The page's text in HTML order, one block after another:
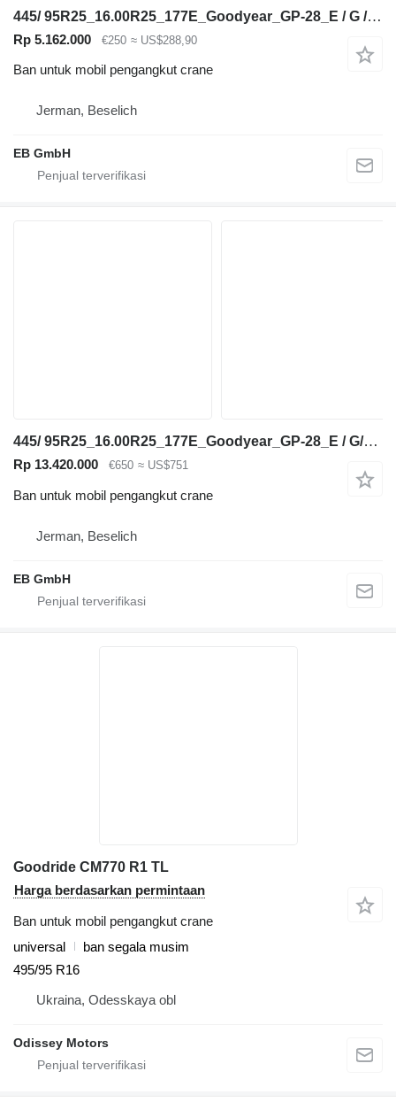
445/ 95R25_16.00R25_177E_Goodyear_GP-28_E / G / L3 TL_Kran
Rp 5.162.000 €250 ≈ US$288,90
Ban untuk mobil pengangkut crane
Jerman, Beselich
EB GmbH
445/ 95R25_16.00R25_177E_Goodyear_GP-28_E / G/L3 TL_Kranreifen
Rp 13.420.000 €650 ≈ US$751
Ban untuk mobil pengangkut crane
Jerman, Beselich
EB GmbH
Goodride CM770 R1 TL
Harga berdasarkan permintaan
Ban untuk mobil pengangkut crane
universal
ban segala musim
495/95 R16
Ukraina, Odesskaya obl
Odissey Motors